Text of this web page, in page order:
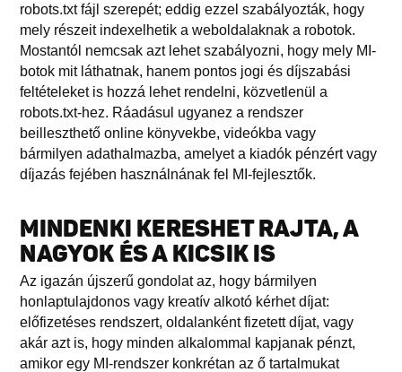
robots.txt fájl szerepét; eddig ezzel szabályozták, hogy
mely részeit indexelhetik a weboldalaknak a robotok.
Mostantól nemcsak azt lehet szabályozni, hogy mely MI-
botok mit láthatnak, hanem pontos jogi és díjszabási
feltételeket is hozzá lehet rendelni, közvetlenül a
robots.txt-hez. Ráadásul ugyanez a rendszer
beilleszthető online könyvekbe, videókba vagy
bármilyen adathalmazba, amelyet a kiadók pénzért vagy
díjazás fejében használnának fel MI-fejlesztők.
MINDENKI KERESHET RAJTA, A
NAGYOK ÉS A KICSIK IS
Az igazán újszerű gondolat az, hogy bármilyen
honlaptulajdonos vagy kreatív alkotó kérhet díjat:
előfizetéses rendszert, oldalanként fizetett díjat, vagy
akár azt is, hogy minden alkalommal kapjanak pénzt,
amikor egy MI-rendszer konkrétan az ő tartalmukat